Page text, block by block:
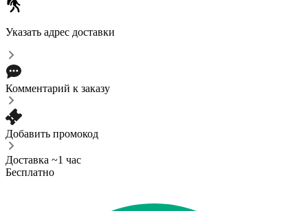
Указать адрес доставки
Комментарий к заказу
Добавить промокод
Доставка ~1 час
Бесплатно